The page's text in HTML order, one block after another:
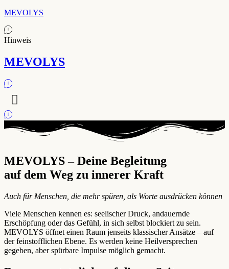
MEVOLYS
Hinweis
MEVOLYS
MEVOLYS – Deine Begleitung
auf dem Weg zu innerer Kraft
Auch für Menschen, die mehr spüren, als Worte ausdrücken können
Viele Menschen kennen es: seelischer Druck, andauernde
Erschöpfung oder das Gefühl, in sich selbst blockiert zu sein.
MEVOLYS öffnet einen Raum jenseits klassischer Ansätze – auf
der feinstofflichen Ebene. Es werden keine Heilversprechen
gegeben, aber spürbare Impulse möglich gemacht.